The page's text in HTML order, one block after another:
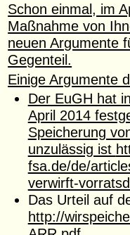
Schon einmal, im
Maßnahme von
neuen Argumente
Gegenteil.
Einige Argumente
Der EuGH hat
April 2014
Speicherung
unzulässig ist
fsa.de/de/
verwirft-
Das Urteil auf
http://